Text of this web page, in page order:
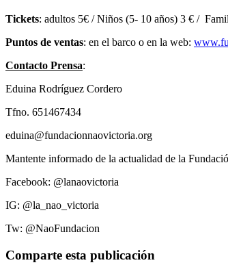
Tickets: adultos 5€ / Niños (5- 10 años) 3 € /
Puntos de ventas: en el barco o en la web:
Contacto Prensa:
Eduina Rodríguez Cordero
Tfno. 651467434
eduina@fundacionnaovictoria.org
Mantente informado de la actualidad de la
Facebook: @lanaovictoria
IG: @la_nao_victoria
Tw: @NaoFundacion
Comparte esta publicación